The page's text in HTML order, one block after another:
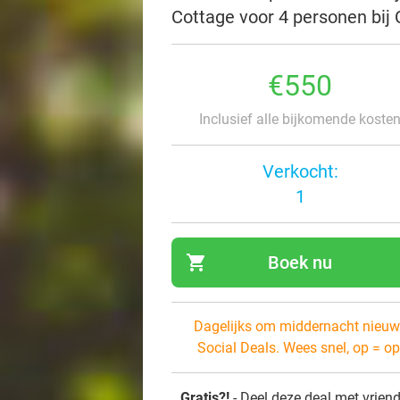
Cottage voor 4 personen bij
€550
Inclusief alle bijkomende kosten
Verkocht:
1
shopping_cart Boek nu
Dagelijks om middernacht
Social Deals. Wees snel, op =